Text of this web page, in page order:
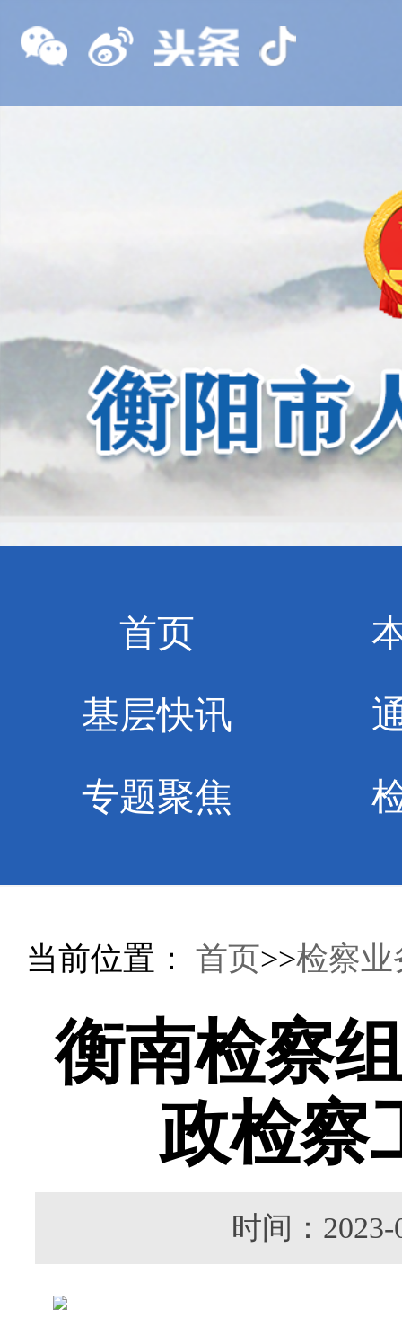
首页
基层快讯
专题聚焦
当前位置：首页>>检察业
衡南检察
政检察
时间：